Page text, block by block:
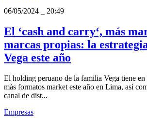
06/05/2024
20:49
El ‘cash and carry‘, más
marcas propias: la
Vega este año
El holding peruano de la familia Vega tiene
más formatos market este año en Lima, así
canal de dist...
Empresas